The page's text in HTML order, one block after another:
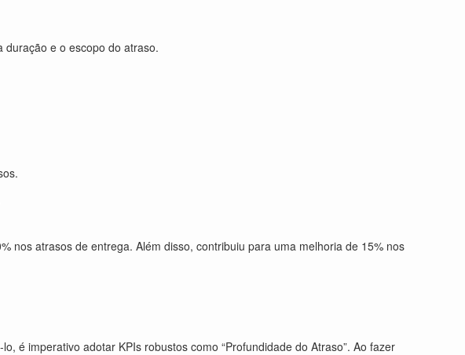
duração e o escopo do atraso.
nos atrasos de entrega. Além disso, contribuiu para uma melhoria de 15% nos
é imperativo adotar KPIs robustos como “Profundidade do Atraso”. Ao fazer